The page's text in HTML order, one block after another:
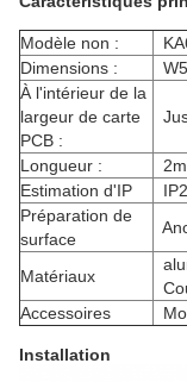
Modèle non :
Dimensions :
À l'intérieur de la
largeur de carte
PCB :
Longueur :
Estimation d'IP
Préparation de
surface
Matériaux
Accessoires
Installation